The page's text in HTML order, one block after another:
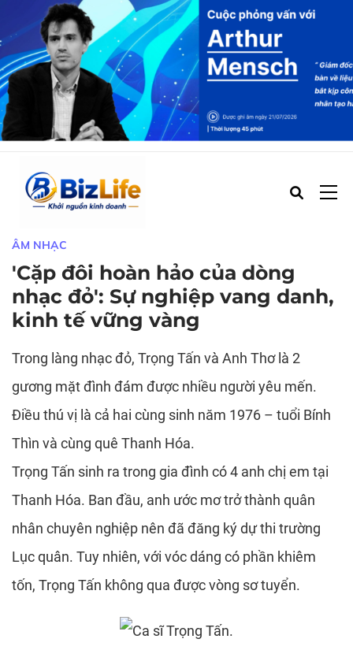
ÂM NHẠC
'Cặp đôi hoàn hảo của dòng
nhạc đỏ': Sự nghiệp vang danh,
kinh tế vững vàng
Trong làng nhạc đỏ, Trọng Tấn và Anh Thơ là 2
gương mặt đình đám được nhiều người yêu mến.
Điều thú vị là cả hai cùng sinh năm 1976 – tuổi Bính
Thìn và cùng quê Thanh Hóa.
Trọng Tấn sinh ra trong gia đình có 4 anh chị em tại
Thanh Hóa. Ban đầu, anh ước mơ trở thành quân
nhân chuyên nghiệp nên đã đăng ký dự thi trường
Lục quân. Tuy nhiên, với vóc dáng có phần khiêm
tốn, Trọng Tấn không qua được vòng sơ tuyển.